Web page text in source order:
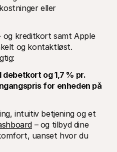
eller
kreditkort samt Apple
og kontaktløst.
og 1,7 % pr.
for enheden på
intuitiv betjening og et
– og tilbyd dine
uanset hvor du